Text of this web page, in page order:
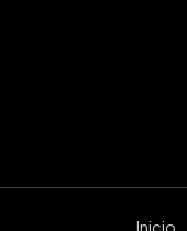
Inicio